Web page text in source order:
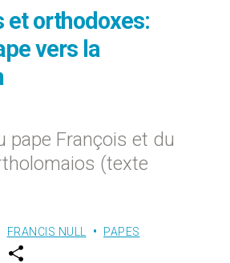
et orthodoxes:
vers la
pape François et du
(texte
FRANCIS NULL PAPES
w